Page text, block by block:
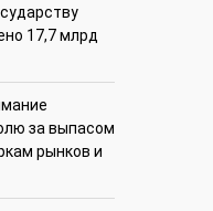
17,7 млрд
за выпасом
рынков и